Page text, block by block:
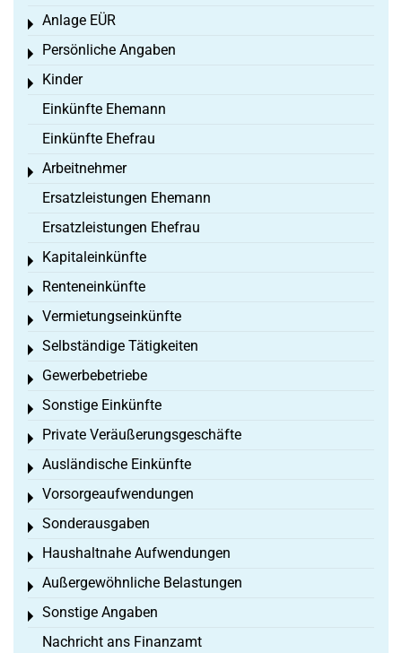
Anlage EÜR
Toggle menu
Persönliche Angaben
Toggle menu
Kinder
Toggle menu
Einkünfte Ehemann
Einkünfte Ehefrau
Arbeitnehmer
Toggle menu
Ersatzleistungen Ehemann
Ersatzleistungen Ehefrau
Kapitaleinkünfte
Toggle menu
Renteneinkünfte
Toggle menu
Vermietungseinkünfte
Toggle menu
Selbständige Tätigkeiten
Toggle menu
Gewerbebetriebe
Toggle menu
Sonstige Einkünfte
Toggle menu
Private Veräußerungsgeschäfte
Toggle menu
Ausländische Einkünfte
Toggle menu
Vorsorgeaufwendungen
Toggle menu
Sonderausgaben
Toggle menu
Haushaltnahe Aufwendungen
Toggle menu
Außergewöhnliche Belastungen
Toggle menu
Sonstige Angaben
Toggle menu
Nachricht ans Finanzamt